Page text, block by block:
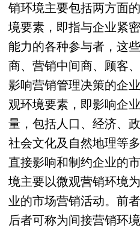
销环境主要包括两方面
境要素，即指与企业紧
能力的各种参与者，这
商、营销中间商、顾客
影响营销管理决策的企
观环境要素，即影响企
量，包括人口、经济、
社会文化及自然地理等
直接影响和制约企业的
境主要以微观营销环境
业的市场营销活动。前
后者可称为间接营销环